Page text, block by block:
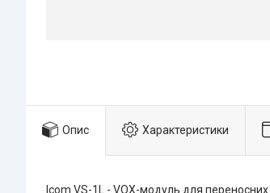
Опис Характеристики
Icom VS-1L - VOX-модуль для переносних